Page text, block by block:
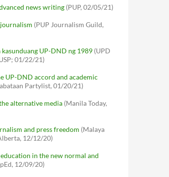
news writing (PUP, 02/05/21)
(PUP Journalism Guild,
kasunduang UP-DND ng 1989 (UPD
01/22/21)
UP-DND accord and academic
Partylist, 01/20/21)
alternative media (Manila Today,
and press freedom (Malaya
12/12/20)
in the new normal and
12/09/20)